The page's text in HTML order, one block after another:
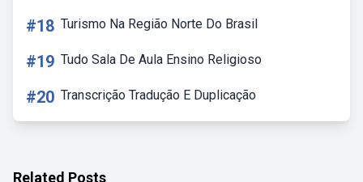
#18 Turismo Na Região Norte Do Brasil
#19 Tudo Sala De Aula Ensino Religioso
#20 Transcrição Tradução E Duplicação
Related Posts